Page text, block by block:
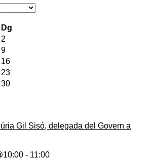
Dg
2
9
16
23
30
Gil Sisó, delegada del Govern a
- 11:00